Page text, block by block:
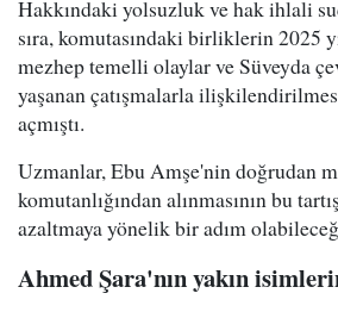
Hakkındaki yolsuzluk ve hak ihlali
sıra, komutasındaki birliklerin 2025
mezhep temelli olaylar ve Süveyda
yaşanan çatışmalarla
açmıştı.
Uzmanlar, Ebu Amşe'nin doğrudan
komutanlığından alınmasının bu
azaltmaya yönelik bir adım
Ahmed Şara'nın yakın